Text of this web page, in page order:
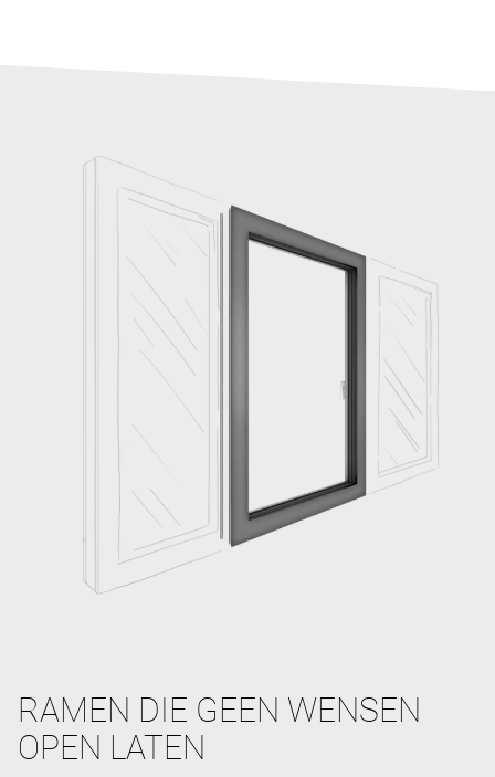
RAMEN DIE GEEN WENSEN
OPEN LATEN